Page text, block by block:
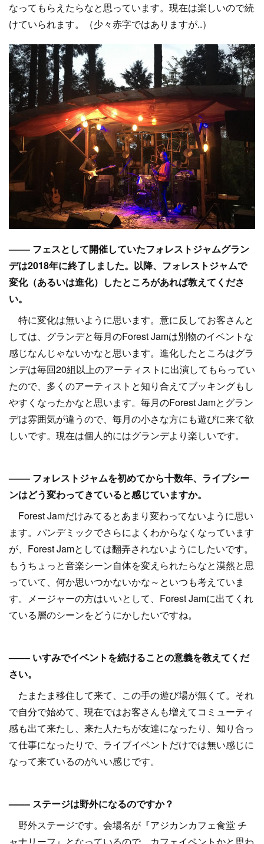
なってもらえたらなと思っています。現在は楽しいので続
けていられます。（少々赤字ではありますが..）
–––– フェスとして開催していたフォレストジャムグラン
デは2018年に終了しました。以降、フォレストジャムで
変化（あるいは進化）したところがあれば教えてくださ
い。
特に変化は無いように思います。意に反してお客さんと
しては、グランデと毎月のForest Jamは別物のイベントな
感じなんじゃないかなと思います。進化したところはグラ
ンデは毎回20組以上のアーティストに出演してもらってい
たので、多くのアーティストと知り合えてブッキングもし
やすくなったかなと思います。毎月のForest Jamとグラン
デは雰囲気が違うので、毎月の小さな方にも遊びに来て欲
しいです。現在は個人的にはグランデより楽しいです。
–––– フォレストジャムを初めてから十数年、ライブシー
ンはどう変わってきていると感じていますか。
Forest Jamだけみてるとあまり変わってないように思い
ます。パンデミックでさらによくわからなくなっています
が、Forest Jamとしては翻弄されないようにしたいです。
もうちょっと音楽シーン自体を変えられたらなと漠然と思
っていて、何か思いつかないかな～といつも考えていま
す。メージャーの方はいいとして、Forest Jamに出てくれ
ている層のシーンをどうにかしたいですね。
–––– いすみでイベントを続けることの意義を教えてくだ
さい。
たまたま移住して来て、この手の遊び場が無くて。それ
で自分で始めて、現在ではお客さんも増えてコミューティ
感も出て来たし、来た人たちが友達になったり、知り合っ
て仕事になったりで、ライブイベントだけでは無い感じに
なって来ているのがいい感じです。
–––– ステージは野外になるのですか？
野外ステージです。会場名が『アジカンカフェ食堂 チ